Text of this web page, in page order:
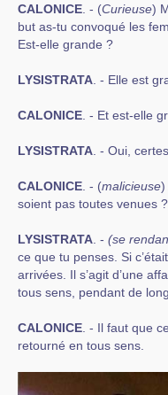
CALONICE . - (Curieuse)
but as-tu convoqué les
Est-elle grande ?
LYSISTRATA . - Elle est
CALONICE . - Et est-elle
LYSISTRATA . - Oui,
CALONICE . - (malicieuse)
soient pas toutes venues ?
LYSISTRATA . - (se
ce que tu penses. Si
arrivées. Il s’agit d’une
tous sens, pendant de
CALONICE . - Il faut que
retourné en tous sens.